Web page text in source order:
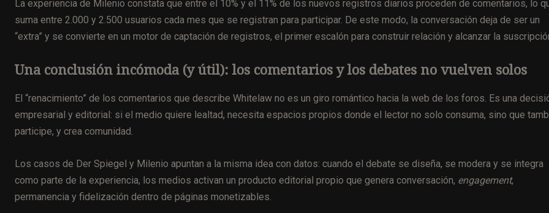
La experiencia de Milenio constata que entre el 10% y el 11% de los nuevos registros diarios proceden de comentarios, lo
suma entre 2.000 y 2.500 usuarios cada mes que se registran para participar. De este modo, la conversación deja de ser un
“extra” y se convierte en un motor de captación de registros, el primer escalón para construir relación y alcanzar la
Una conclusión incómoda (y útil): los comentarios y los debates no vuelven solos
El “renacimiento” de los comentarios que describe Whitelaw no es un giro romántico hacia la web de los foros. Es una
empresarial y editorial: si el medio quiere lealtad, necesita espacios propios donde el lector no solo consuma, sino que
participe, y crea comunidad.
Los casos de Der Spiegel y Milenio apuntan a la misma idea con datos: cuando el debate se diseña, se modera y se integra
como parte de la experiencia, los medios activan un producto editorial propio que genera conversación, engagement,
permanencia y fidelización dentro de páginas monetizables.